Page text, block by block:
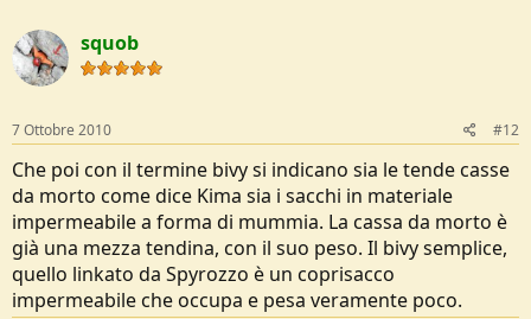
squob
7 Ottobre 2010 #12
Che poi con il termine bivy si indicano sia le tende casse
da morto come dice Kima sia i sacchi in materiale
impermeabile a forma di mummia. La cassa da morto è
già una mezza tendina, con il suo peso. Il bivy semplice,
quello linkato da Spyrozzo è un coprisacco
impermeabile che occupa e pesa veramente poco.